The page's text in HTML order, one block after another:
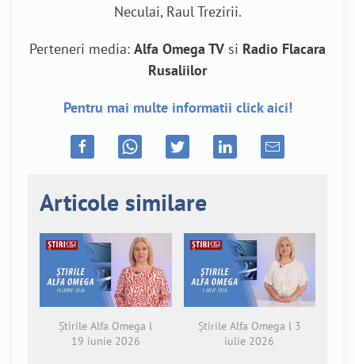
Neculai, Raul Trezirii.
Perteneri media: Alfa Omega TV si Radio Flacara
Rusaliilor
Pentru mai multe informatii click aici!
Articole similare
Știrile Alfa Omega l
19 iunie 2026
Știrile Alfa Omega l 3
iulie 2026